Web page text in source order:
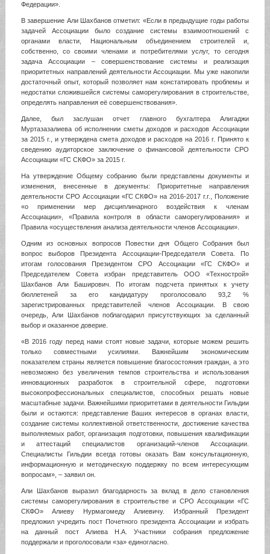
Федерации».
В завершение Али Шахбанов отметил: «Если в предыдущие годы работы
задачей Ассоциации было создание системы взаимоотношений с
органами власти, Национальным объединением строителей и,
собственно, со своими членами и потребителями услуг, то сегодня
задача Ассоциации – совершенствование системы и реализация
приоритетных направлений деятельности Ассоциации. Мы уже накопили
достаточный опыт, который позволяет нам констатировать проблемы и
недостатки сложившейся системы саморегулирования в строительстве,
определять направления её совершенствования».
Далее, был заслушан отчет главного бухгалтера Алигаджи
Муртазазалиева об исполнении сметы доходов и расходов Ассоциации
за 2015 г., и утверждена смета доходов и расходов на 2016 г. Принято к
сведению аудиторское заключение о финансовой деятельности СРО
Ассоциации «ГС СКФО» за 2015 г.
На утверждение Общему собранию были представлены документы и
изменения, внесенные в документы: Приоритетные направления
деятельности СРО Ассоциации «ГС СКФО» на 2016-2017 г.г., Положение
«о применении мер дисциплинарного воздействия к членам
Ассоциации», «Правила контроля в области саморегулирования» и
Правила «осуществления анализа деятельности членов Ассоциации».
Одним из основных вопросов Повестки дня Общего Собрания был
вопрос выборов Президента Ассоциации-Председателя Совета. По
итогам голосования Президентом СРО Ассоциации «ГС СКФО» и
Председателем Совета избран представитель ООО «Технострой»
Шахбанов Али Баширович. По итогам подсчета принятых к учету
бюллетеней за его кандидатуру проголосовало 93,2 %
зарегистрированных представителей членов Ассоциации. В свою
очередь, Али Шахбанов поблагодарил присутствующих за сделанный
выбор и оказанное доверие.
«В 2016 году перед нами стоят новые задачи, которые можем решить
только совместными усилиями. Важнейшим экономическим
показателем страны является повышение благосостояния граждан, а это
невозможно без увеличения темпов строительства и использования
инновационных разработок в строительной сфере, подготовки
высокопрофессиональных специалистов, способных решать новые
масштабные задачи. Важнейшими приоритетами в деятельности Гильдии
были и остаются: представление Ваших интересов в органах власти,
создание системы коллективной ответственности, достижение качества
выполняемых работ, организация подготовки, повышения квалификации
и аттестаций специалистов организаций-членов Ассоциации.
Специалисты Гильдии всегда готовы оказать Вам консультационную,
информационную и методическую поддержку по всем интересующим
вопросам», – заявил он.
Али Шахбанов выразил благодарность за вклад в дело становления
системы саморегулирования в строительстве и СРО Ассоциации «ГС
СКФО»Алиеву НурмагомедуАлиевичу. Избранный Президент
предложил учредить пост Почетного президента Ассоциациии избрать
на данный пост Алиева Н.А .Участники собранияпредложение
поддержали и проголосовали «за» единогласно.